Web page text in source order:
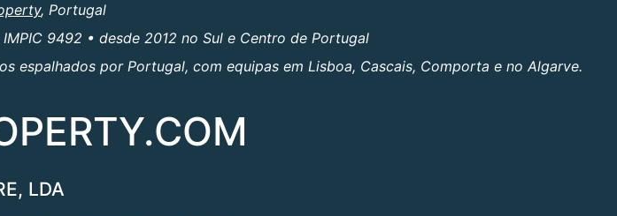
, Portugal
9492 • desde 2012 no Sul e Centro de Portugal
espalhados por Portugal, com equipas em Lisboa, Cascais, Comporta e no Algarve.
LDA